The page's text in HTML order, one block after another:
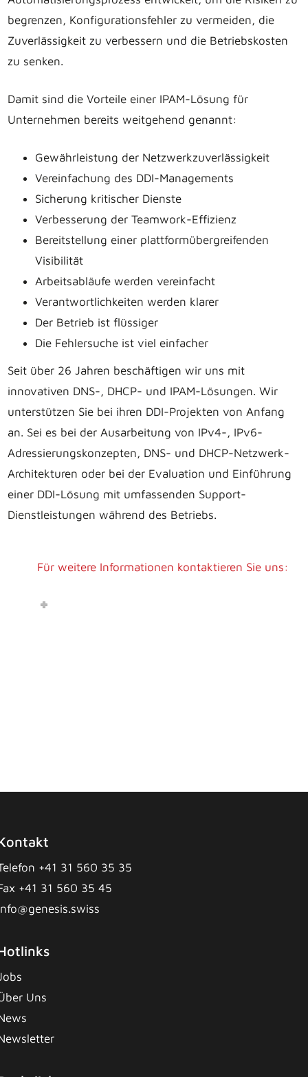
begrenzen, Konfigurationsfehler zu vermeiden, die
Zuverlässigkeit zu verbessern und die Betriebskosten
zu senken.
Damit sind die Vorteile einer IPAM-Lösung für
Unternehmen bereits weitgehend genannt:
Gewährleistung der Netzwerkzuverlässigkeit
Vereinfachung des DDI-Managements
Sicherung kritischer Dienste
Verbesserung der Teamwork-Effizienz
Bereitstellung einer plattformübergreifenden
Visibilität
Arbeitsabläufe werden vereinfacht
Verantwortlichkeiten werden klarer
Der Betrieb ist flüssiger
Die Fehlersuche ist viel einfacher
Seit über 26 Jahren beschäftigen wir uns mit
innovativen DNS-, DHCP- und IPAM-Lösungen. Wir
unterstützen Sie bei ihren DDI-Projekten von Anfang
an. Sei es bei der Ausarbeitung von IPv4-, IPv6-
Adressierungskonzepten, DNS- und DHCP-Netzwerk-
Architekturen oder bei der Evaluation und Einführung
einer DDI-Lösung mit umfassenden Support-
Dienstleistungen während des Betriebs.
Für weitere Informationen kontaktieren Sie uns:
+41 31 560 35 35
+41 31 560 35 45
Uns